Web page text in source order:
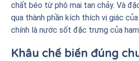
chất béo từ phô mai tan chảy. Và
qua thành phần kích thích vị giác
chính là nước sốt đặc trưng của
Khâu chế biến đúng